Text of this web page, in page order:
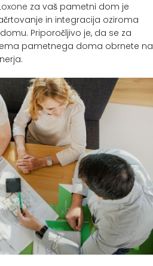
za vaš pametni dom je
in integracija oziroma
Priporočljivo je, da se za
pametnega doma obrnete na